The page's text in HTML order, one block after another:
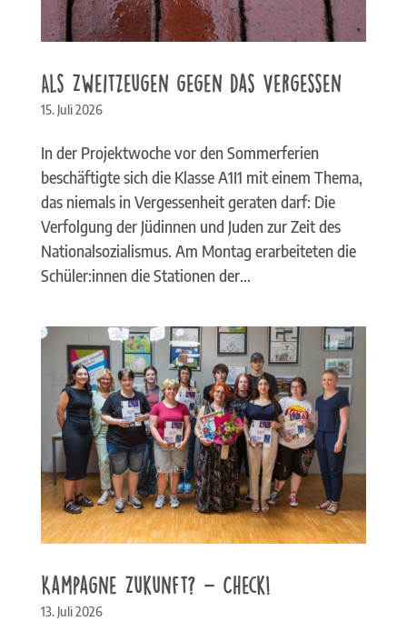
Als Zweitzeugen gegen das Vergessen
15. Juli 2026
In der Projektwoche vor den Sommerferien
beschäftigte sich die Klasse A1I1 mit einem Thema,
das niemals in Vergessenheit geraten darf: Die
Verfolgung der Jüdinnen und Juden zur Zeit des
Nationalsozialismus. Am Montag erarbeiteten die
Schüler:innen die Stationen der...
Kampagne Zukunft? – Check!
13. Juli 2026